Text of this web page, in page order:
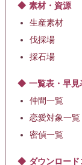
素材・資源
生産素材
伐採場
採石場
一覧表・早見
仲間一覧
恋愛対象一覧
密偵一覧
ダウンロード